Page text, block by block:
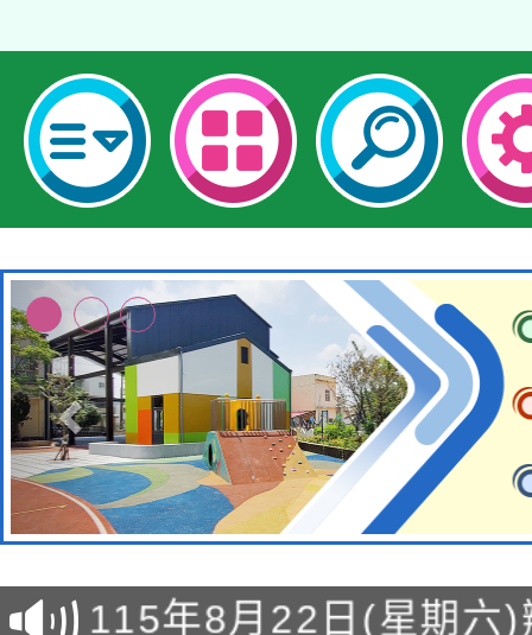
轉知經濟部水利署委託
業技術研究院辦理「
115年8月22日(星期六